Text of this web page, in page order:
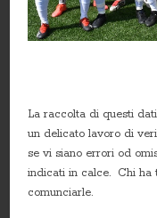
La raccolta di questi
un delicato lavoro di
se vi siano errori od
indicati in calce. Chi ha
comunciarle.